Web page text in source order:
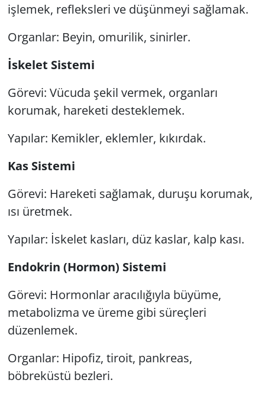
işlemek, refleksleri ve düşünmeyi sağlamak.
Organlar: Beyin, omurilik, sinirler.
İskelet Sistemi
Görevi: Vücuda şekil vermek, organları
korumak, hareketi desteklemek.
Yapılar: Kemikler, eklemler, kıkırdak.
Kas Sistemi
Görevi: Hareketi sağlamak, duruşu korumak,
ısı üretmek.
Yapılar: İskelet kasları, düz kaslar, kalp kası.
Endokrin (Hormon) Sistemi
Görevi: Hormonlar aracılığıyla büyüme,
metabolizma ve üreme gibi süreçleri
düzenlemek.
Organlar: Hipofiz, tiroit, pankreas,
böbreküstü bezleri.